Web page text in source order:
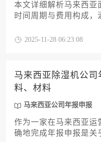
本文详细解析马来西亚
时间周期与费用构成，
亚公司年报申报时效
2025-11-28 06:23:08
马来西亚除湿机公
料、材料
马来西亚公司年报申报
作为一家在马来西亚运
确地完成年报申报是关